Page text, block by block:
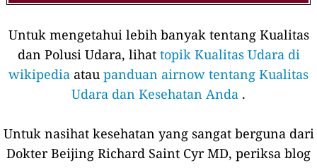
Untuk mengetahui lebih banyak tentang Kualitas
dan Polusi Udara, lihat topik Kualitas Udara di
wikipedia atau panduan airnow tentang Kualitas
Udara dan Kesehatan Anda .
Untuk nasihat kesehatan yang sangat berguna dari
Dokter Beijing Richard Saint Cyr MD, periksa blog